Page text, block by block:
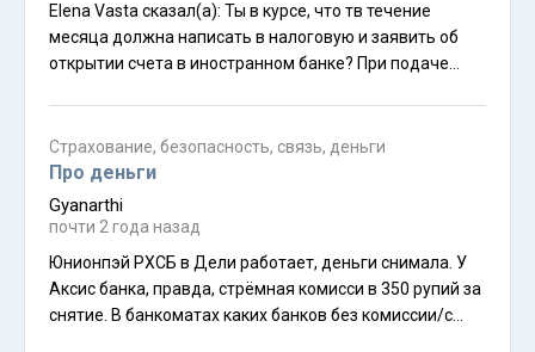
Шанкарачарьи, вроде, "священнодействовал". 4
официальных Шанкарачарьи отказались посещать
церемонию - как писали в СМИ, что-то там вразрез с
Elena Vasta сказал(а): Ты в курсе, что тв течение
месяца должна написать в налоговую и заявить об
открытии счета в иностранном банке? При подаче
или нужно самостоятельно информацию об этих
счетах вбивать? (или можно закрыть во Фридоме
ненужные счета, оставив рублёвыё-тенге-долларовый
и евровый?)
Страхование, безопасность, связь, деньги
Про деньги
Gyanarthi
почти 2 года назад
Юнионпэй РХСБ в Дели работает, деньги снимала. У
Аксис банка, правда, стрёмная комисси в 350 рупий за
снятие. В банкоматах каких банков без комиссии/с